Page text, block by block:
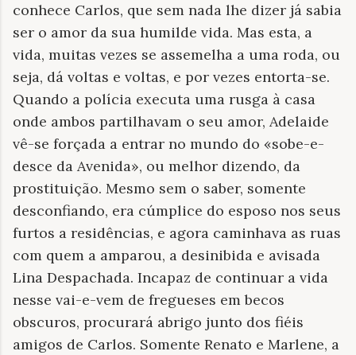
conhece Carlos, que sem nada lhe dizer já sabia
ser o amor da sua humilde vida. Mas esta, a
vida, muitas vezes se assemelha a uma roda, ou
seja, dá voltas e voltas, e por vezes entorta-se.
Quando a polícia executa uma rusga à casa
onde ambos partilhavam o seu amor, Adelaide
vê-se forçada a entrar no mundo do «sobe-e-
desce da Avenida», ou melhor dizendo, da
prostituição. Mesmo sem o saber, somente
desconfiando, era cúmplice do esposo nos seus
furtos a residências, e agora caminhava as ruas
com quem a amparou, a desinibida e avisada
Lina Despachada. Incapaz de continuar a vida
nesse vai-e-vem de fregueses em becos
obscuros, procurará abrigo junto dos fiéis
amigos de Carlos. Somente Renato e Marlene, a